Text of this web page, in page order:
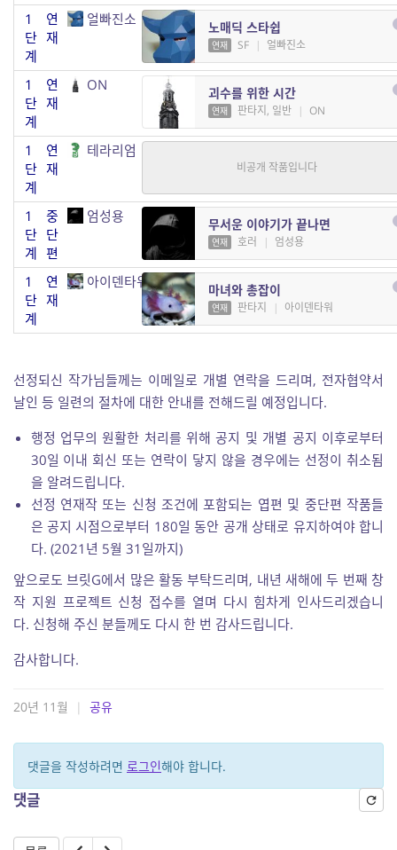
1
단
계
연
재
얼빠진소 노매딕 스타쉽
연재 SF | 얼빠진소
1
단
계
연
재
ON 괴수를 위한 시간
연재 판타지, 일반 | ON
1
단
계
연
재
테라리엄
판타지 | 테라리엄
1
단
계
중
단
편
엄성용 무서운 이야기가 끝나면
연재 호러 | 엄성용
1
단
계
연
재
아이덴타워 마녀와 총잡이
연재 판타지 | 아이덴타워
선정되신 작가님들께는 이메일로 개별 연락을 드리며, 전자협약서
날인 등 일련의 절차에 대한 안내를 전해드릴 예정입니다.
행정 업무의 원활한 처리를 위해 공지 및 개별 공지 이후로부터
30일 이내 회신 또는 연락이 닿지 않을 경우에는 선정이 취소됨
을 알려드립니다.
선정 연재작 또는 신청 조건에 포함되는 엽편 및 중단편 작품들
은 공지 시점으로부터 180일 동안 공개 상태로 유지하여야 합니
다. (2021년 5월 31일까지)
앞으로도 브릿G에서 많은 활동 부탁드리며, 내년 새해에 두 번째 창
작 지원 프로젝트 신청 접수를 열며 다시 힘차게 인사드리겠습니
다. 신청해 주신 분들께도 다시 한 번 감사드립니다.
감사합니다.
20년 11월 | 공유
댓글을 작성하려면 로그인해야 합니다.
댓글